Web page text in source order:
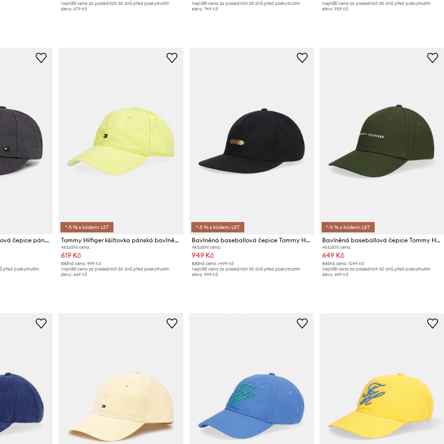
Nejnižší cena za posledních 30 dnů před poskytnutím
slevy: 679 Kč
Nejnižší cena za posledních 30 dnů před poskytnutím
slevy: 749 Kč
Nejnižší cena za posledních 30 dnů před poskytnutím
slevy: 929 Kč
Tommy Hilfiger baseballová čepice pánská bavlněná
před poskytnutím
*-5 % s kódem: LST
Tommy Hilfiger kšiltovka pánská bavlněná
Aktuální cena:
619 Kč
Běžná cena: 999 Kč
Nejnižší cena za posledních 30 dnů před poskytnutím
slevy: 669 Kč
*-5 % s kódem: LST
Bavlněná baseballová čepice Tommy Hilfiger
Aktuální cena:
949 Kč
Běžná cena: 1499 Kč
Nejnižší cena za posledních 30 dnů před poskytnutím
slevy: 999 Kč
*-5 % s kódem: LST
Bavlněná baseballová čepice Tommy Hilfiger
Aktuální cena:
649 Kč
Běžná cena: 1099 Kč
Nejnižší cena za posledních 30 dnů před poskytnutím
slevy: 699 Kč